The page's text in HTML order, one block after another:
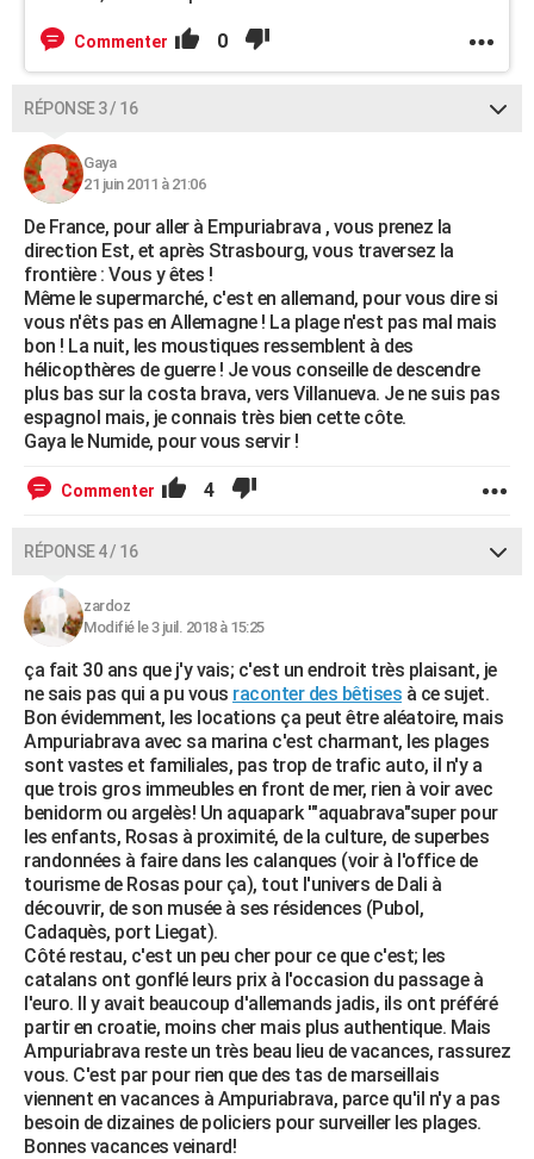
Commenter 0
RÉPONSE 3 / 16
Gaya
21 juin 2011 à 21:06
De France, pour aller à Empuriabrava , vous prenez la
direction Est, et après Strasbourg, vous traversez la
frontière : Vous y êtes !
Même le supermarché, c'est en allemand, pour vous dire si
vous n'êts pas en Allemagne ! La plage n'est pas mal mais
bon ! La nuit, les moustiques ressemblent à des
hélicopthères de guerre ! Je vous conseille de descendre
plus bas sur la costa brava, vers Villanueva. Je ne suis pas
espagnol mais, je connais très bien cette côte.
Gaya le Numide, pour vous servir !
Commenter 4
RÉPONSE 4 / 16
zardoz
Modifié le 3 juil. 2018 à 15:25
ça fait 30 ans que j'y vais; c'est un endroit très plaisant, je
ne sais pas qui a pu vous raconter des bêtises à ce sujet.
Bon évidemment, les locations ça peut être aléatoire, mais
Ampuriabrava avec sa marina c'est charmant, les plages
sont vastes et familiales, pas trop de trafic auto, il n'y a
que trois gros immeubles en front de mer, rien à voir avec
benidorm ou argelès! Un aquapark '"aquabrava"super pour
les enfants, Rosas à proximité, de la culture, de superbes
randonnées à faire dans les calanques (voir à l'office de
tourisme de Rosas pour ça), tout l'univers de Dali à
découvrir, de son musée à ses résidences (Pubol,
Cadaquès, port Liegat).
Côté restau, c'est un peu cher pour ce que c'est; les
catalans ont gonflé leurs prix à l'occasion du passage à
l'euro. Il y avait beaucoup d'allemands jadis, ils ont préféré
partir en croatie, moins cher mais plus authentique. Mais
Ampuriabrava reste un très beau lieu de vacances, rassurez
vous. C'est par pour rien que des tas de marseillais
viennent en vacances à Ampuriabrava, parce qu'il n'y a pas
besoin de dizaines de policiers pour surveiller les plages.
Bonnes vacances veinard!